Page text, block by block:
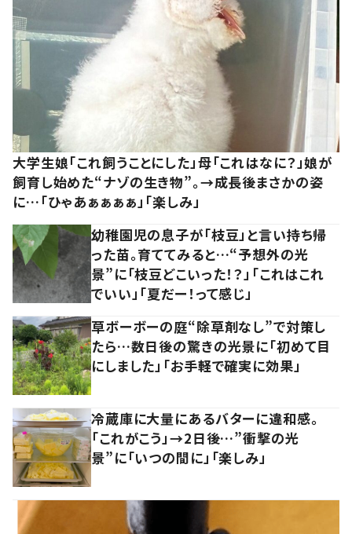
大学生娘「これ飼うことにした」母「これはなに？」娘が
飼育し始めた“ナゾの生き物”。→成長後まさかの姿
に…「ひゃあぁぁぁぁ」「楽しみ」
幼稚園児の息子が「枝豆」と言い持ち帰
った苗。育ててみると…“予想外の光
景”に「枝豆どこいった！？」「これはこれ
でいい」「夏だー！って感じ」
草ボーボーの庭“除草剤なし”で対策し
たら…数日後の驚きの光景に「初めて目
にしました」「お手軽で確実に効果」
冷蔵庫に大量にあるバターに違和感。
「これがこう」→2日後…”衝撃の光
景”に「いつの間に」「楽しみ」